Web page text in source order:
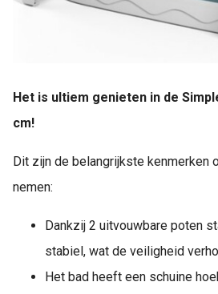
Het is ultiem genieten in de
cm!
Dit zijn de belangrijkste kenmerken
nemen:
Dankzij 2 uitvouwbare poten
stabiel, wat de veiligheid
Het bad heeft een schuine